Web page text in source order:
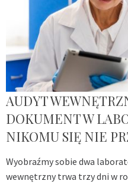
AUDYT
DOKUMENT W
NIKOMU SIĘ NIE
Wyobraźmy sobie dwa
wewnętrzny trwa trzy dni w